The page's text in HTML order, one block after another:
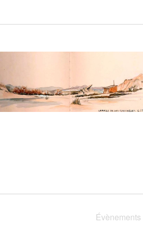
Évènements